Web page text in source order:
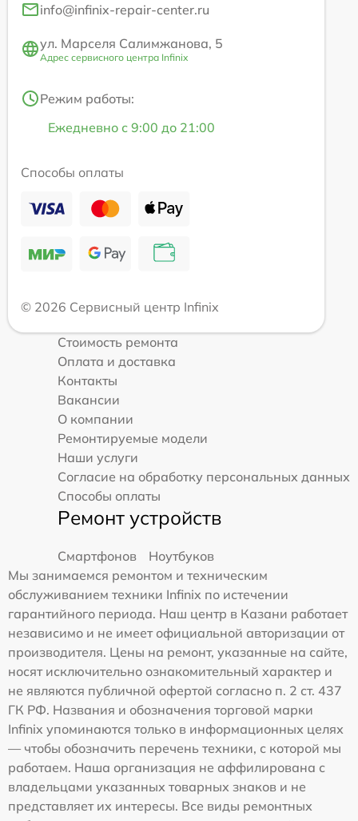
info@infinix-repair-center.ru
ул. Марселя Салимжанова, 5
Адрес сервисного центра Infinix
Режим работы:
Ежедневно с 9:00 до 21:00
Способы оплаты
© 2026 Сервисный центр Infinix
Стоимость ремонта
Оплата и доставка
Контакты
Вакансии
О компании
Ремонтируемые модели
Наши услуги
Согласие на обработку персональных данных
Способы оплаты
Ремонт устройств
Смартфонов
Ноутбуков
Мы занимаемся ремонтом и техническим
обслуживанием техники Infinix по истечении
гарантийного периода. Наш центр в Казани работает
независимо и не имеет официальной авторизации от
производителя. Цены на ремонт, указанные на сайте,
носят исключительно ознакомительный характер и
не являются публичной офертой согласно п. 2 ст. 437
ГК РФ. Названия и обозначения торговой марки
Infinix упоминаются только в информационных целях
— чтобы обозначить перечень техники, с которой мы
работаем. Наша организация не аффилирована с
владельцами указанных товарных знаков и не
представляет их интересы. Все виды ремонтных